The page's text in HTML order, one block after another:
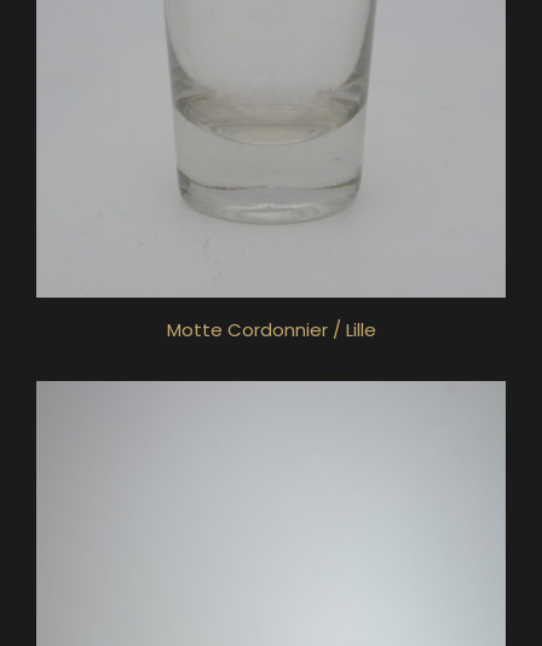
Motte Cordonnier / Lille